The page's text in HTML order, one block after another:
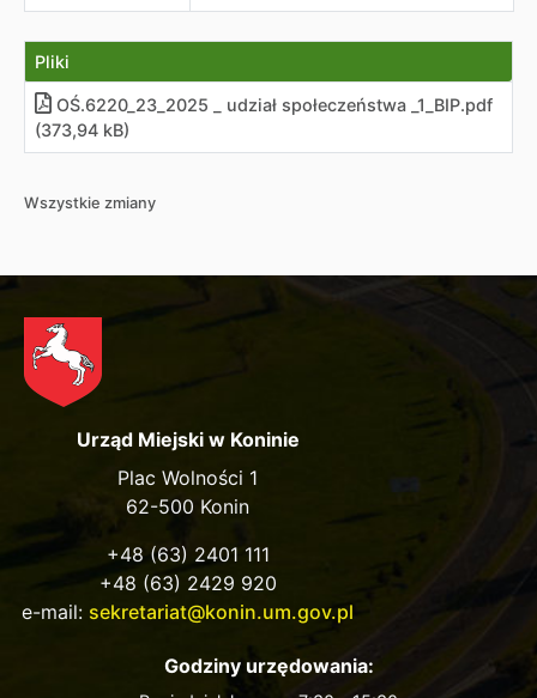
Pliki
OŚ.6220_23_2025 _ udział społeczeństwa _1_BIP.pdf
(373,94 kB)
Wszystkie zmiany
Urząd Miejski w Koninie
Plac Wolności 1
62-500 Konin
+48 (63) 2401 111
+48 (63) 2429 920
e-mail: sekretariat@konin.um.gov.pl
Godziny urzędowania: